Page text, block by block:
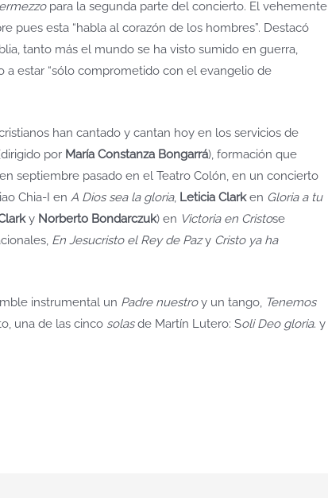
para la segunda parte del concierto. El vehemente
pues esta “habla al corazón de los hombres”. Destacó
tanto más el mundo se ha visto sumido en guerra,
estar “sólo comprometido con el evangelio de
han cantado y cantan hoy en los servicios de
por María Constanza Bongarrá), formación que
septiembre pasado en el Teatro Colón, en un concierto
Chia-I en A Dios sea la gloria, Leticia Clarken Gloria a tu
y Norberto Bondarczuk) en Victoria en Cristose
En Jesucristo el Rey de Pazy Cristo ya ha
instrumental un Padre nuestroy un tango, Tenemos
una de las cinco solasde Martín Lutero: Soli Deo gloria. y